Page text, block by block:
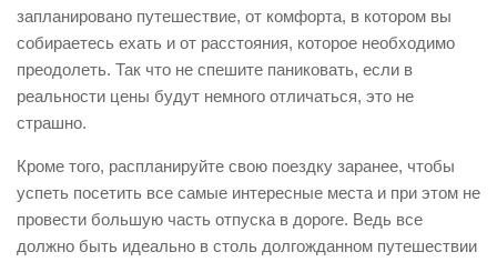
запланировано путешествие, от комфорта, в котором вы
собираетесь ехать и от расстояния, которое необходимо
преодолеть. Так что не спешите паниковать, если в
реальности цены будут немного отличаться, это не
страшно.
Кроме того, распланируйте свою поездку заранее, чтобы
успеть посетить все самые интересные места и при этом не
провести большую часть отпуска в дороге. Ведь все
должно быть идеально в столь долгожданном путешествии